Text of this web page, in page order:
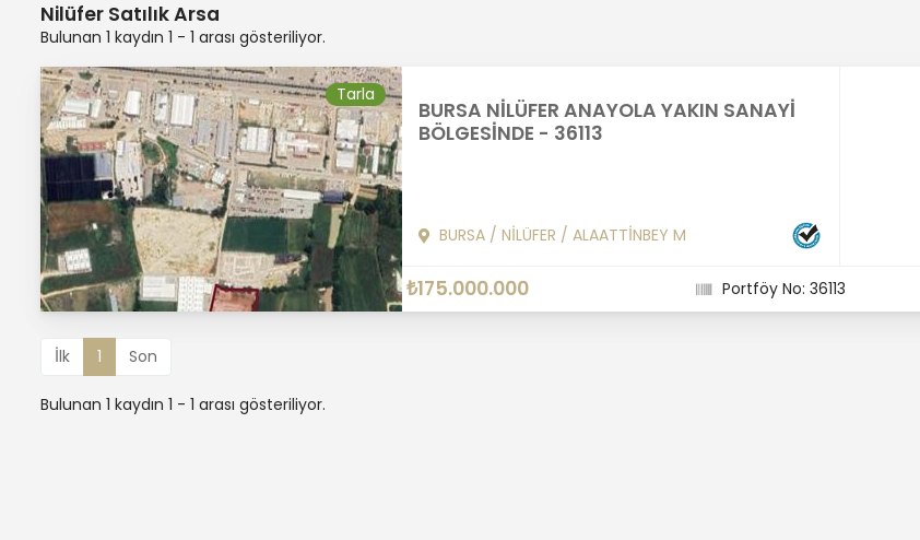
Nilüfer Satılık Arsa
Bulunan 1 kaydın 1 - 1 arası gösteriliyor.
Tarla
BURSA NİLÜFER ANAYOLA YAKIN SANAYİ
BÖLGESİNDE - 36113
BURSA/ NİLÜFER / ALAATTİNBEY M
₺175.000.000 Portföy No: 36113
İlk 1 Son
Bulunan 1 kaydın 1 - 1 arası gösteriliyor.